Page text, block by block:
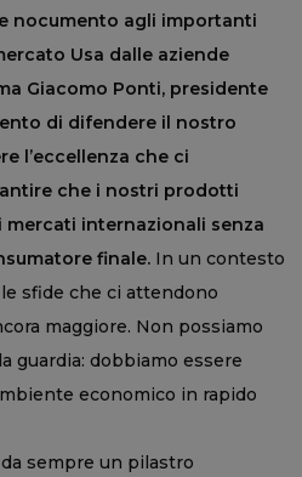
nocumento agli importanti
Usa dalle aziende
Giacomo Ponti, presidente
di difendere il nostro
l’eccellenza che ci
che i nostri prodotti
internazionali senza
finale. In un contesto
sfide che ci attendono
maggiore. Non possiamo
guardia: dobbiamo essere
economico in rapido
sempre un pilastro